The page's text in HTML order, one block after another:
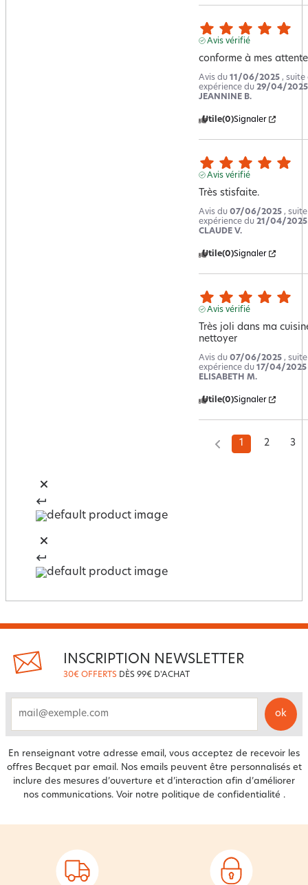
Avis vérifié
conforme à mes
Avis du 11/06/2025 , suite
expérience du 29/04/2025
JEANNINE B.
Utile(0)Signaler
Avis vérifié
Très stisfaite.
Avis du 07/06/2025 ,
expérience du 21/04/2025
CLAUDE V.
Utile(0)Signaler
Avis vérifié
Très joli dans ma
nettoyer
Avis du 07/06/2025 ,
expérience du 17/04/2025
ELISABETH M.
Utile(0)Signaler
1 2 3
INSCRIPTION NEWSLETTER
30€ OFFERTS DÈS 99€ D'ACHAT
ok
En renseignant votre adresse email, vous acceptez de recevoir les
offres Becquet par email. Nos emails peuvent être personnalisés et
inclure des mesures d’ouverture et d’interaction afin d’améliorer
nos communications. Voir notre politique de confidentialité .